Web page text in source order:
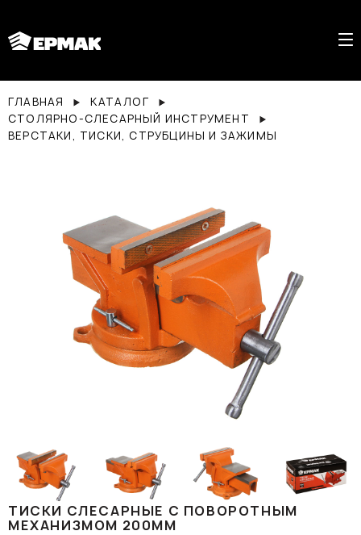
ГЛАВНАЯ
КАТАЛОГ
СТОЛЯРНО-СЛЕСАРНЫЙ ИНСТРУМЕНТ
ВЕРСТАКИ, ТИСКИ, СТРУБЦИНЫ И ЗАЖИМЫ
ТИСКИ СЛЕСАРНЫЕ С ПОВОРОТНЫМ
МЕХАНИЗМОМ 200ММ